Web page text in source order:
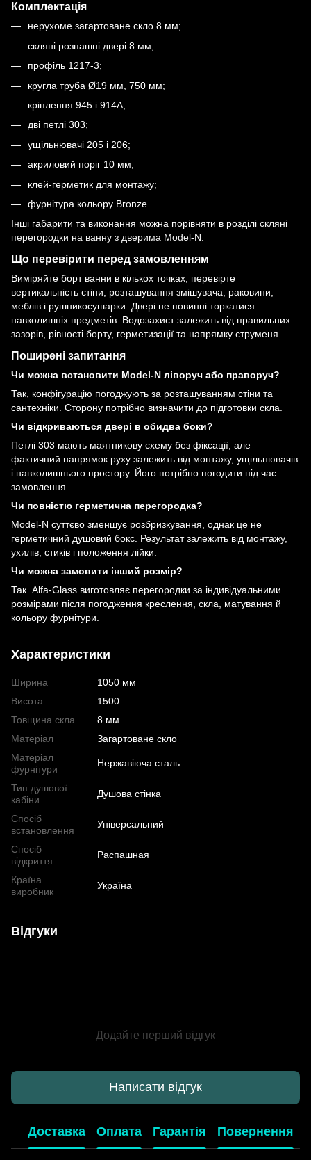
Комплектація
нерухоме загартоване скло 8 мм;
скляні розпашні двері 8 мм;
профіль 1217-3;
кругла труба Ø19 мм, 750 мм;
кріплення 945 і 914A;
дві петлі 303;
ущільнювачі 205 і 206;
акриловий поріг 10 мм;
клей-герметик для монтажу;
фурнітура кольору Bronze.
Інші габарити та виконання можна порівняти в розділі скляні
перегородки на ванну з дверима Model-N.
Що перевірити перед замовленням
Виміряйте борт ванни в кількох точках, перевірте
вертикальність стіни, розташування змішувача, раковини,
меблів і рушникосушарки. Двері не повинні торкатися
навколишніх предметів. Водозахист залежить від правильних
зазорів, рівності борту, герметизації та напрямку струменя.
Поширені запитання
Чи можна встановити Model-N ліворуч або праворуч?
Так, конфігурацію погоджують за розташуванням стіни та
сантехніки. Сторону потрібно визначити до підготовки скла.
Чи відкриваються двері в обидва боки?
Петлі 303 мають маятникову схему без фіксації, але
фактичний напрямок руху залежить від монтажу, ущільнювачів
і навколишнього простору. Його потрібно погодити під час
замовлення.
Чи повністю герметична перегородка?
Model-N суттєво зменшує розбризкування, однак це не
герметичний душовий бокс. Результат залежить від монтажу,
ухилів, стиків і положення лійки.
Чи можна замовити інший розмір?
Так. Alfa-Glass виготовляє перегородки за індивідуальними
розмірами після погодження креслення, скла, матування й
кольору фурнітури.
Характеристики
Ширина
1050 мм
Висота
1500
Товщина скла
8 мм.
Матеріал
Загартоване скло
Матеріал
фурнітури
Нержавіюча сталь
Тип душової
кабіни
Душова стінка
Спосіб
встановлення
Універсальний
Спосіб
відкриття
Распашная
Країна
виробник
Україна
Відгуки
Додайте перший відгук
Написати відгук
Доставка Оплата Гарантія Повернення